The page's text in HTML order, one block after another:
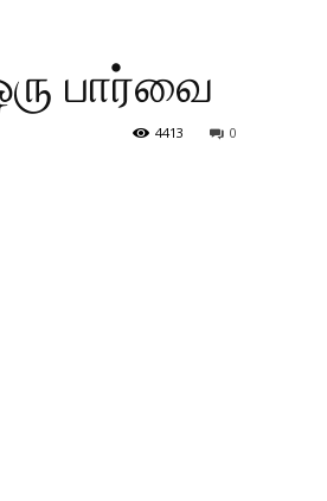
பார்வை
0
4413